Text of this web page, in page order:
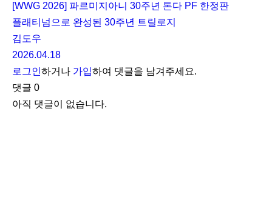
[WWG 2026] 파르미지아니 30주년 톤다 PF 한정판
플래티넘으로 완성된 30주년 트릴로지
김도우
2026.04.18
로그인하거나 가입하여 댓글을 남겨주세요.
댓글 0
아직 댓글이 없습니다.